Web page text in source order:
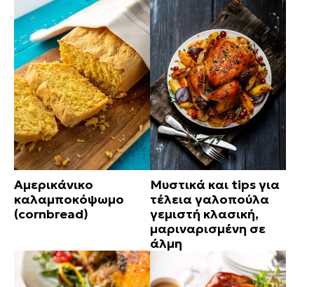
Αμερικάνικο
καλαμποκόψωμο
(cornbread)
Μυστικά και tips για
τέλεια γαλοπούλα
γεμιστή κλασική,
μαριναρισμένη σε
άλμη